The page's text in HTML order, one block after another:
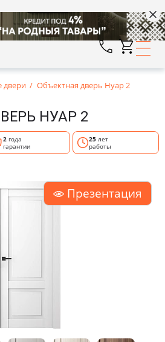
двери Объектная дверь Нуар 2
НУАР 2
2года
гарантии
25 лет
работы
Презентация